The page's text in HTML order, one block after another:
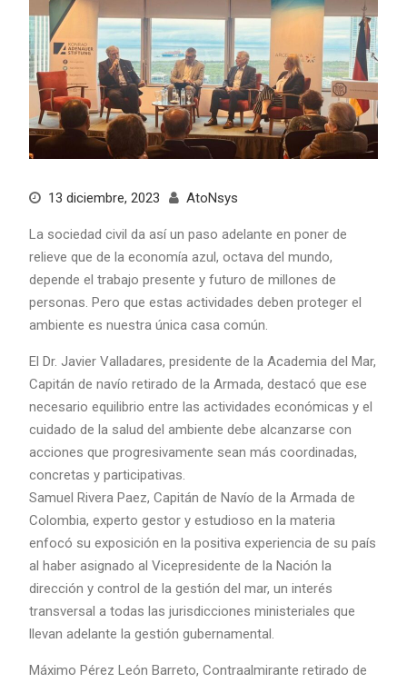
13 diciembre, 2023 AtoNsys
La sociedad civil da así un paso adelante en poner de
relieve que de la economía azul, octava del mundo,
depende el trabajo presente y futuro de millones de
personas. Pero que estas actividades deben proteger el
ambiente es nuestra única casa común.
El Dr. Javier Valladares, presidente de la Academia del Mar,
Capitán de navío retirado de la Armada, destacó que ese
necesario equilibrio entre las actividades económicas y el
cuidado de la salud del ambiente debe alcanzarse con
acciones que progresivamente sean más coordinadas,
concretas y participativas.
Samuel Rivera Paez, Capitán de Navío de la Armada de
Colombia, experto gestor y estudioso en la materia
enfocó su exposición en la positiva experiencia de su país
al haber asignado al Vicepresidente de la Nación la
dirección y control de la gestión del mar, un interés
transversal a todas las jurisdicciones ministeriales que
llevan adelante la gestión gubernamental.
Máximo Pérez León Barreto, Contraalmirante retirado de